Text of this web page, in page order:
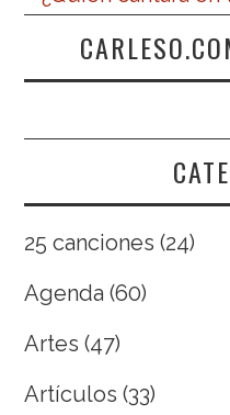
25 canciones (24)
Agenda (60)
Artes (47)
Artículos (33)